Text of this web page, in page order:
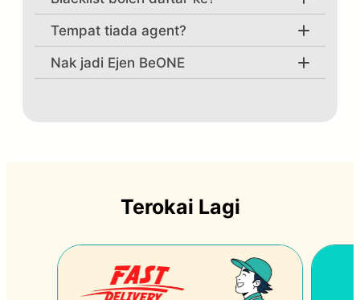
klik disini
Tempat tiada agent?
Nak jadi Ejen BeONE
disini dapatkan info lengkap.
Terokai Lagi